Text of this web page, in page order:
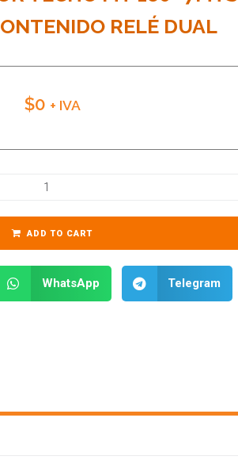
RELÉ DUAL
$0 + IVA
ADD TO CART
WhatsApp Telegram